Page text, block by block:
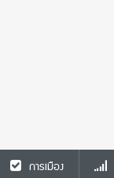
การเมือง